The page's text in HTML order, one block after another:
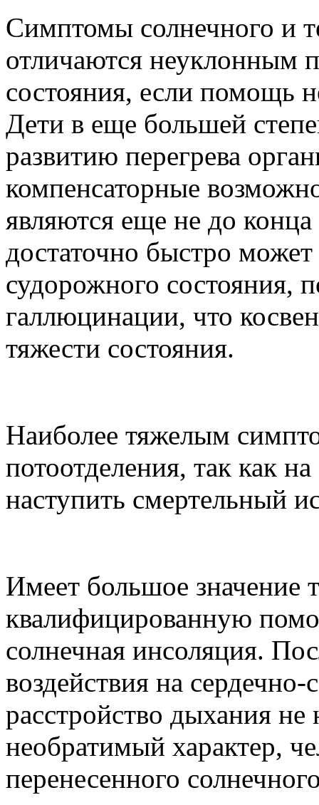
Симптомы солнечного и
отличаются неуклонным
состояния, если помощь
Дети в еще большей
развитию перегрева
компенсаторные
являются еще не до
достаточно быстро
судорожного состояния,
галлюцинации, что
тяжести состояния.
Наиболее тяжелым
потоотделения, так как
наступить смертельный
Имеет большое значение
квалифицированную
солнечная инсоляция.
воздействия на
расстройство дыхания не
необратимый характер,
перенесенного